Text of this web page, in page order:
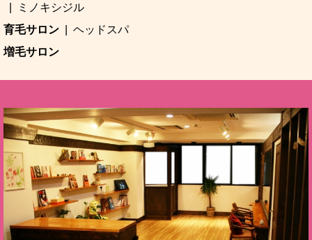
ミノキシジル
育毛サロン
ヘッドスパ
増毛サロン